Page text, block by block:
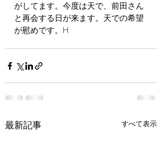
がしてます。今度は天で、前田さん
と再会する日が来ます。天での希望
が慰めです。H
最新記事 すべて表示